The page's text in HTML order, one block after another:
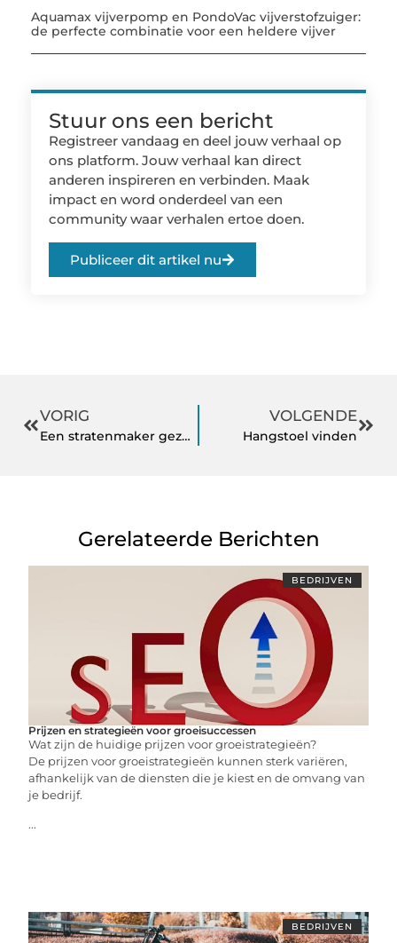
Aquamax vijverpomp en PondoVac vijverstofzuiger:
de perfecte combinatie voor een heldere vijver
Stuur ons een bericht
Registreer vandaag en deel jouw verhaal op
ons platform. Jouw verhaal kan direct
anderen inspireren en verbinden. Maak
impact en word onderdeel van een
community waar verhalen ertoe doen.
Publiceer dit artikel nu
VORIG
Een stratenmaker gezocht
VOLGENDE
Hangstoel vinden
Gerelateerde Berichten
BEDRIJVEN
Prijzen en strategieën voor groeisuccessen
Wat zijn de huidige prijzen voor groeistrategieën?
De prijzen voor groeistrategieën kunnen sterk variëren,
afhankelijk van de diensten die je kiest en de omvang van
je bedrijf.
...
BEDRIJVEN